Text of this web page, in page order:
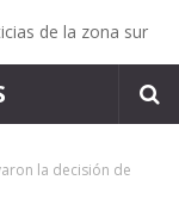
de la zona sur
la decisión de